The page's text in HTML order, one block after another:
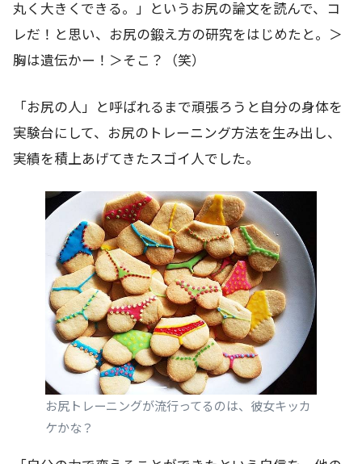
丸く大きくできる。」というお尻の論文を読んで、コ
レだ！と思い、お尻の鍛え方の研究をはじめたと。＞
胸は遺伝かー！＞そこ？（笑）
「お尻の人」と呼ばれるまで頑張ろうと自分の身体を
実験台にして、お尻のトレーニング方法を生み出し、
実績を積上あげてきたスゴイ人でした。
お尻トレーニングが流行ってるのは、彼女キッカ
ケかな？